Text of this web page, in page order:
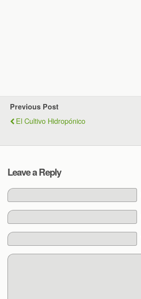
Previous Post
El Cultivo Hidropónico
Leave a Reply